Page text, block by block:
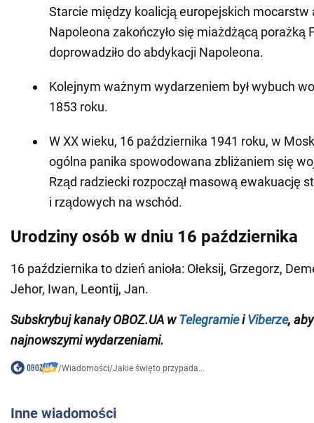
Starcie między koalicją europejskich mocarstw
Napoleona zakończyło się miażdżącą porażką
doprowadziło do abdykacji Napoleona.
Kolejnym ważnym wydarzeniem był wybuch
1853 roku.
W XX wieku, 16 października 1941 roku, w
ogólna panika spowodowana zbliżaniem się
Rząd radziecki rozpoczął masową ewakuację
i rządowych na wschód.
Urodziny osób w dniu 16 października
16 października to dzień anioła: Ołeksij, Grzegorz,
Jehor, Iwan, Leontij, Jan.
Subskrybuj kanały OBOZ.UA wTelegramieiViberze,
najnowszymi wydarzeniami.
/Wiadomości/Jakie święto przypada...
Inne wiadomości